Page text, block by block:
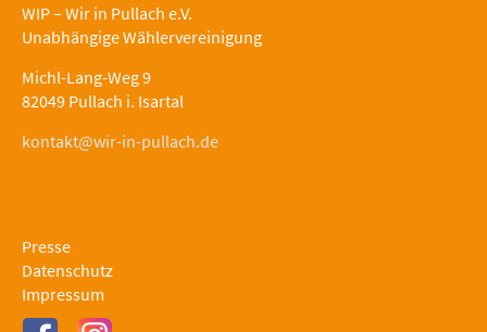
WIP – Wir in Pullach e.V.
Unabhängige Wählervereinigung
Michl-Lang-Weg 9
82049 Pullach i. Isartal
kontakt@wir-in-pullach.de
Presse
Datenschutz
Impressum